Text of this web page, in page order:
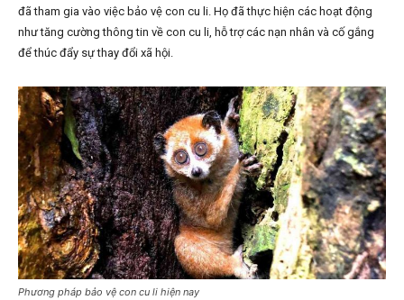
đã tham gia vào việc bảo vệ con cu li. Họ đã thực hiện các hoạt động
như tăng cường thông tin về con cu li, hỗ trợ các nạn nhân và cố gắng
để thúc đẩy sự thay đổi xã hội.
Phương pháp bảo vệ con cu li hiện nay